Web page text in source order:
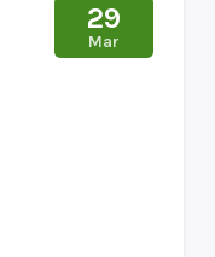
29
Mar